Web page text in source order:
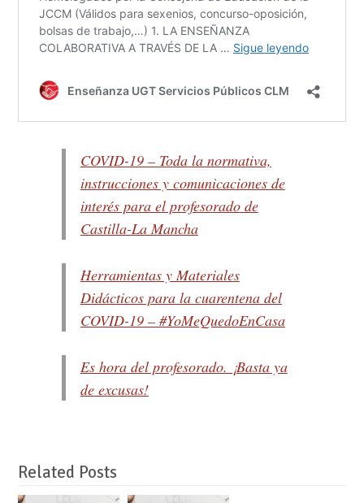
COVID-19 – Toda la normativa,
instrucciones y comunicaciones de
interés para el profesorado de
Castilla-La Mancha
Herramientas y Materiales
Didácticos para la cuarentena del
COVID-19 – #YoMeQuedoEnCasa
Es hora del profesorado. ¡Basta ya
de excusas!
Related Posts